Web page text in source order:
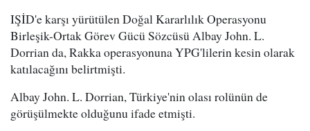
IŞİD'e karşı yürütülen Doğal Kararlılık Operasyonu
Birleşik-Ortak Görev Gücü Sözcüsü Albay John. L.
Dorrian da, Rakka operasyonuna YPG'lilerin kesin olarak
katılacağını belirtmişti.
Albay John. L. Dorrian, Türkiye'nin olası rolünün de
görüşülmekte olduğunu ifade etmişti.